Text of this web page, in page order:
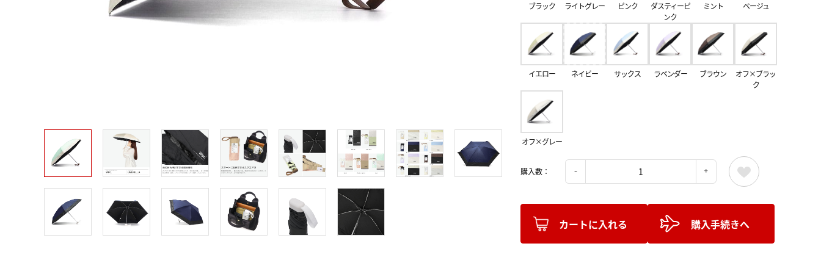
ブラック ライトグレー ピンク
ダスティーピ
ンク
ミント ベージュ
イエロー ネイビー サックス ラベンダー ブラウン
オフ×ブラッ
ク
オフ×グレー
購入数：
カートに入れる 購入手続きへ